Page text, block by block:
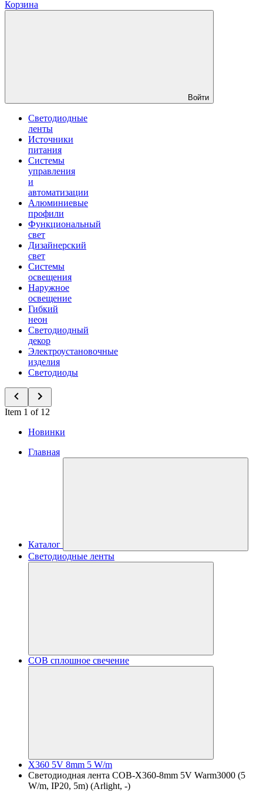
Корзина
Войти
Светодиодные
ленты
Источники
питания
Системы
управления
и
автоматизации
Алюминиевые
профили
Функциональный
свет
Дизайнерский
свет
Системы
освещения
Наружное
освещение
Гибкий
неон
Светодиодный
декор
Электроустановочные
изделия
Светодиоды
Item 1 of 12
Новинки
Главная
Каталог
Светодиодные ленты
COB сплошное свечение
X360 5V 8mm 5 W/m
Светодиодная лента COB-X360-8mm 5V Warm3000 (5
W/m, IP20, 5m) (Arlight, -)